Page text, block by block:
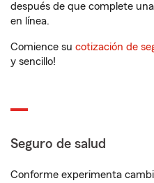
después de que complete
en línea.
Comience su cotización de
y sencillo!
Seguro de salud
Conforme experimenta